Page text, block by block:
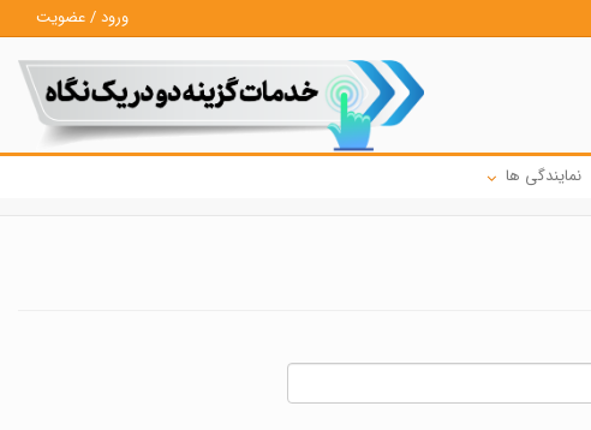
ورود / عضویت
نمایندگی ها